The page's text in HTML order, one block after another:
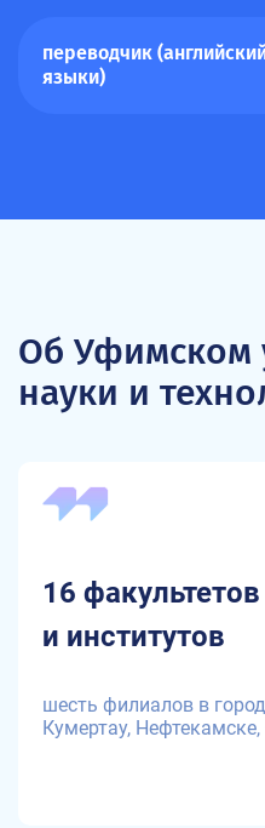
переводчик
языки)
Об Уфимском
науки и
16 факультетов
и институтов
шесть филиалов в
Кумертау,